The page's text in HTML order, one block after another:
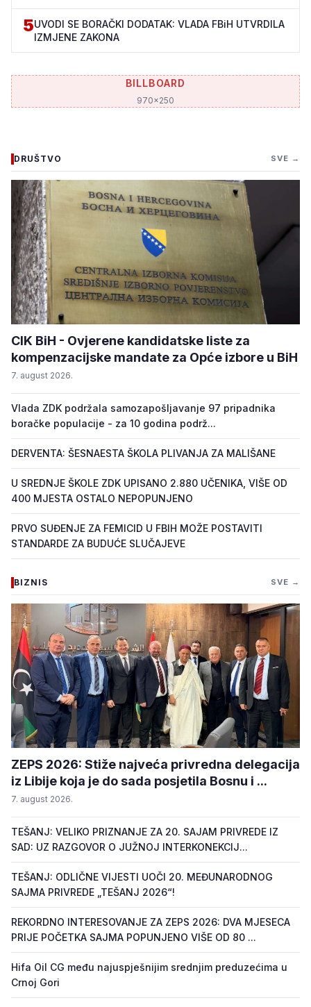
5UVODI SE BORAČKI DODATAK: VLADA FBiH UTVRDILA
IZMJENE ZAKONA
BILLBOARD
970x250
DRUŠTVO SVE →
CIK BiH - Ovjerene kandidatske liste za
kompenzacijske mandate za Opće izbore u BiH
7. august 2026.
Vlada ZDK podržala samozapošljavanje 97 pripadnika
boračke populacije - za 10 godina podrž...
DERVENTA: ŠESNAESTA ŠKOLA PLIVANJA ZA MALIŠANE
U SREDNJE ŠKOLE ZDK UPISANO 2.880 UČENIKA, VIŠE OD
400 MJESTA OSTALO NEPOPUNJENO
PRVO SUĐENJE ZA FEMICID U FBIH MOŽE POSTAVITI
STANDARDE ZA BUDUĆE SLUČAJEVE
BIZNIS SVE →
ZEPS 2026: Stiže najveća privredna delegacija
iz Libije koja je do sada posjetila Bosnu i ...
7. august 2026.
TEŠANJ: VELIKO PRIZNANJE ZA 20. SAJAM PRIVREDE IZ
SAD: UZ RAZGOVOR O JUŽNOJ INTERKONEKCIJ...
TEŠANJ: ODLIČNE VIJESTI UOČI 20. MEĐUNARODNOG
SAJMA PRIVREDE „TEŠANJ 2026“!
REKORDNO INTERESOVANJE ZA ZEPS 2026: DVA MJESECA
PRIJE POČETKA SAJMA POPUNJENO VIŠE OD 80 ...
Hifa Oil CG među najuspješnijim srednjim preduzećima u
Crnoj Gori